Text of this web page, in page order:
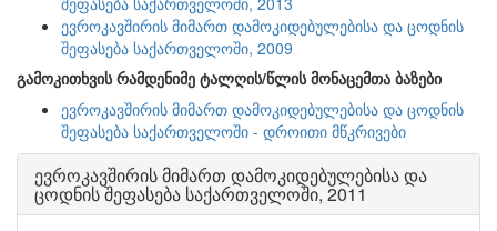
ევროკავშირის მიმართ დამოკიდებულებისა და ცოდნის
შეფასება საქართველოში, 2009
გამოკითხვის რამდენიმე ტალღის/წლის მონაცემთა ბაზები
ევროკავშირის მიმართ დამოკიდებულებისა და ცოდნის
შეფასება საქართველოში - დროითი მწკრივები
ევროკავშირის მიმართ დამოკიდებულებისა და
ცოდნის შეფასება საქართველოში, 2011